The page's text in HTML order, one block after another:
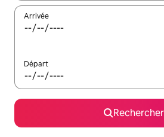
Arrivée
Départ
Rechercher